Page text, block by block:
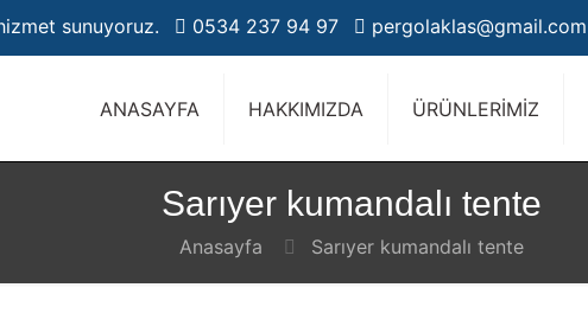
sunuyoruz. 0534 237 94 97 pergolaklas@gmail.com
ANASAYFA HAKKIMIZDA ÜRÜNLERİMİZ
Sarıyer kumandalı tente
Anasayfa Sarıyer kumandalı tente